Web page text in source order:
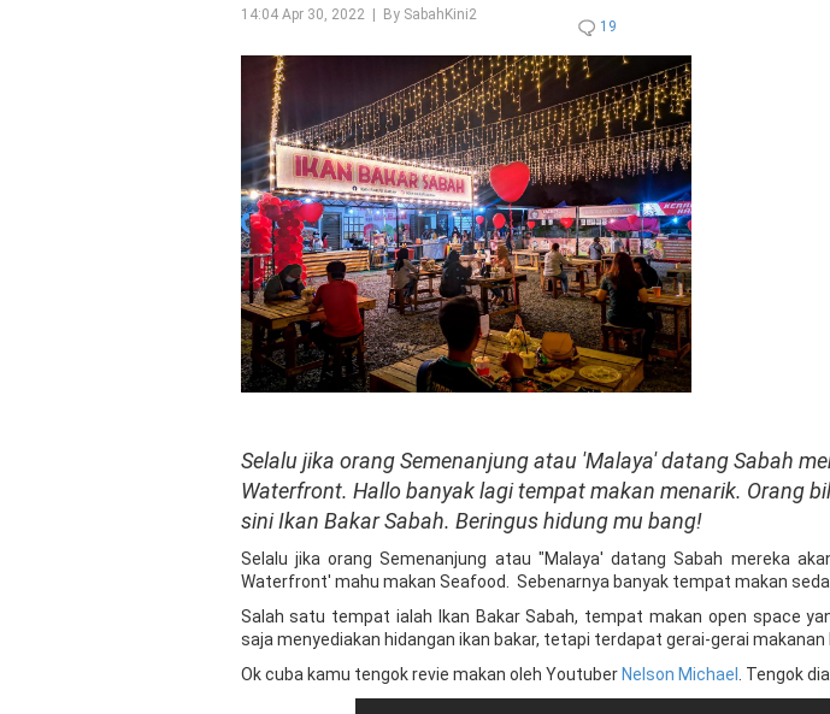
14:04 Apr 30, 2022 | By SabahKini2
19
Selalu jika orang Semenanjung atau 'Malaya' datang Sabah
Waterfront. Hallo banyak lagi tempat makan menarik. Orang
sini Ikan Bakar Sabah. Beringus hidung mu bang!
Selalu jika orang Semenanjung atau "Malaya' datang Sabah mereka
Waterfront' mahu makan Seafood. Sebenarnya banyak tempat makan
Salah satu tempat ialah Ikan Bakar Sabah, tempat makan open space
saja menyediakan hidangan ikan bakar, tetapi terdapat gerai-gerai
Ok cuba kamu tengok revie makan oleh Youtuber Nelson Michael . Tengok